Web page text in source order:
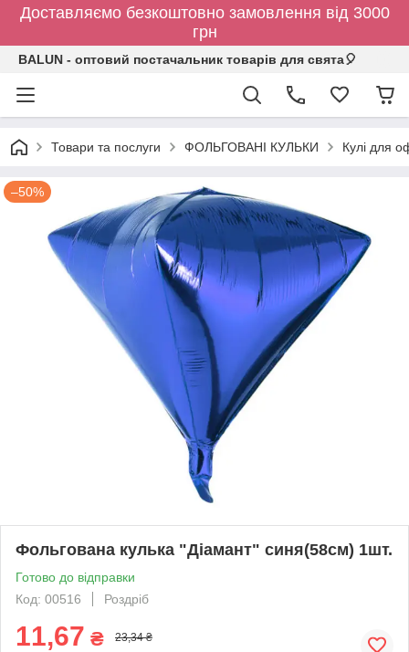
Доставляємо безкоштовно замовлення від 3000
грн
BALUN - оптовий постачальник товарів для свята🎈
Товари та послуги ФОЛЬГОВАНІ КУЛЬКИ Кулі для
–50%
Фольгована кулька "Діамант" синя(58см) 1шт.
Готово до відправки
Код: 00516
Роздріб
11,67 ₴ 23,34 ₴